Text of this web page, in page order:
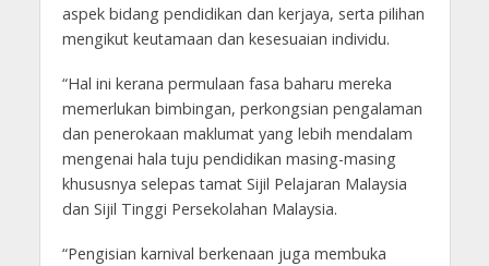
aspek bidang pendidikan dan kerjaya, serta pilihan
mengikut keutamaan dan kesesuaian individu.
“Hal ini kerana permulaan fasa baharu mereka
memerlukan bimbingan, perkongsian pengalaman
dan penerokaan maklumat yang lebih mendalam
mengenai hala tuju pendidikan masing-masing
khususnya selepas tamat Sijil Pelajaran Malaysia
dan Sijil Tinggi Persekolahan Malaysia.
“Pengisian karnival berkenaan juga membuka